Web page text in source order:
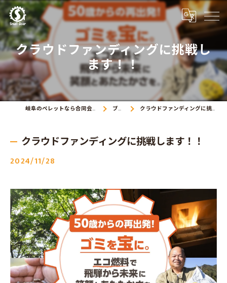
クラウドファンディングに挑戦し
ます！！
岐阜のペレットなら合同会社Small Gear ブログ クラウドファンディングに挑戦します！！
クラウドファンディングに挑戦します！！
2024/11/28